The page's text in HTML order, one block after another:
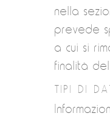
nella
prevede
a cui si
finalità
TIPI DI